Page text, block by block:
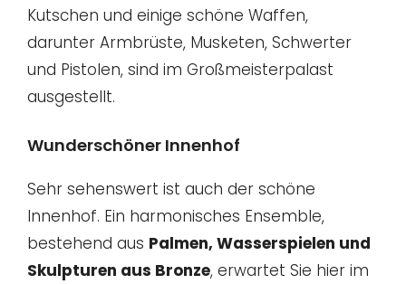
Kutschen und einige schöne Waffen,
darunter Armbrüste, Musketen, Schwerter
und Pistolen, sind im Großmeisterpalast
ausgestellt.
Wunderschöner Innenhof
Sehr sehenswert ist auch der schöne
Innenhof. Ein harmonisches Ensemble,
bestehend aus Palmen, Wasserspielen und
Skulpturen aus Bronze, erwartet Sie hier im